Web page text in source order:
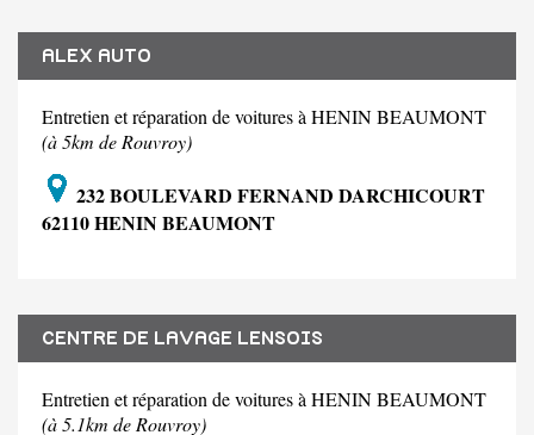
ALEX AUTO
Entretien et réparation de voitures à HENIN BEAUMONT
(à 5km de Rouvroy)
232 BOULEVARD FERNAND DARCHICOURT
62110 HENIN BEAUMONT
CENTRE DE LAVAGE LENSOIS
Entretien et réparation de voitures à HENIN BEAUMONT
(à 5.1km de Rouvroy)